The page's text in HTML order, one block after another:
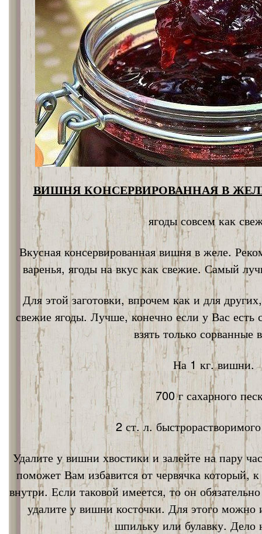
ВИШНЯ КОНСЕРВИРОВАННАЯ В
ягоды совсем как
Вкусная консервированная вишня в желе.
варенья, ягоды на вкус как свежие. Самый
Для этой заготовки, впрочем как и для
свежие ягоды. Лучше, конечно если у Вас
взять только сорванные
На 1 кг. вишни.
700 г сахарного
2 ст. л.
Удалите у вишни хвостики и залейте на пару
поможет Вам избавится от червячка который,
внутри. Если таковой имеется, то он
удалите у вишни косточки. Для этого можно
шпильку или булавку. Дело